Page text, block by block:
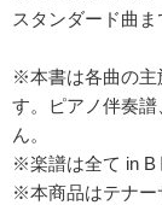
スタンダード曲ま
※本書は各曲の主
す。ピアノ伴奏
ん。
※楽譜は全て in
※本商品はテナー